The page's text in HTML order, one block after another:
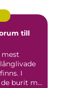
I
burit m...